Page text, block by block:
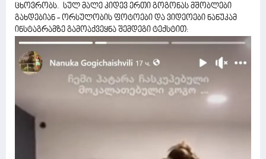
ცხოვრობს. სულ მალე კიდევ ერთი გოგონას მშობლები
გახდებიან - ორსულობის ფოტოები და ვიდეოები ნანუკამ
ინსტაგრამზე გამოაქვეყნა შემდეგი ტექსტით: